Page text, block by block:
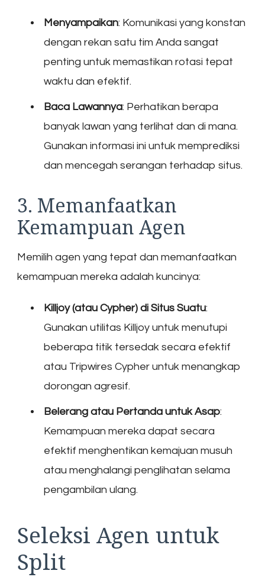
Menyampaikan: Komunikasi yang konstan
dengan rekan satu tim Anda sangat
penting untuk memastikan rotasi tepat
waktu dan efektif.
Baca Lawannya: Perhatikan berapa
banyak lawan yang terlihat dan di mana.
Gunakan informasi ini untuk memprediksi
dan mencegah serangan terhadap situs.
3. Memanfaatkan
Kemampuan Agen
Memilih agen yang tepat dan memanfaatkan
kemampuan mereka adalah kuncinya:
Killjoy (atau Cypher) di Situs Suatu:
Gunakan utilitas Killjoy untuk menutupi
beberapa titik tersedak secara efektif
atau Tripwires Cypher untuk menangkap
dorongan agresif.
Belerang atau Pertanda untuk Asap:
Kemampuan mereka dapat secara
efektif menghentikan kemajuan musuh
atau menghalangi penglihatan selama
pengambilan ulang.
Seleksi Agen untuk
Split